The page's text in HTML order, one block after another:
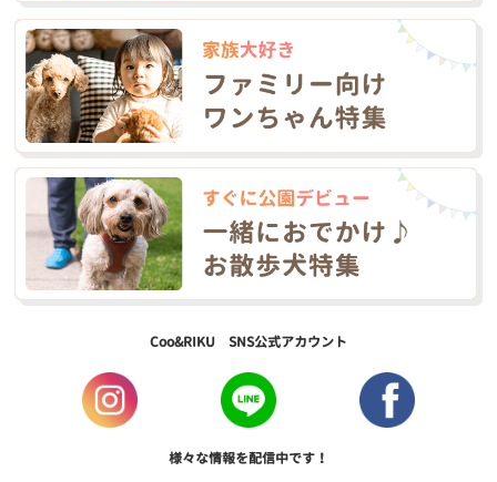
Coo&RIKU SNS公式アカウント
様々な情報を配信中です！